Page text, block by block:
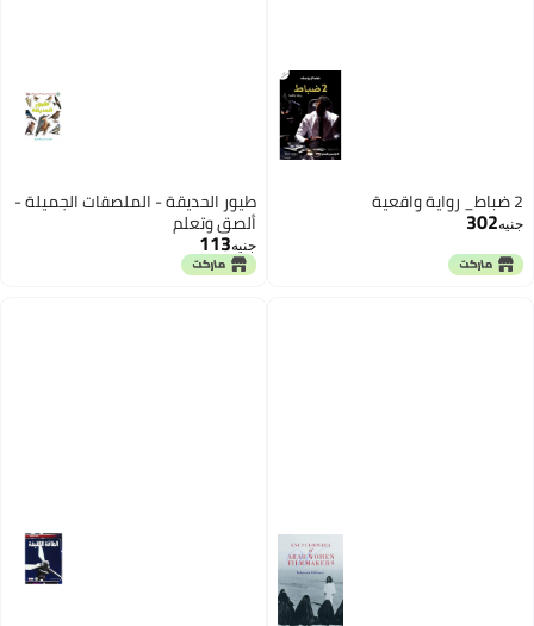
2 ضباط_ رواية واقعية
جنيه302
طيور الحديقة - الملصقات الجميلة -
ألصق وتعلم
جنيه113